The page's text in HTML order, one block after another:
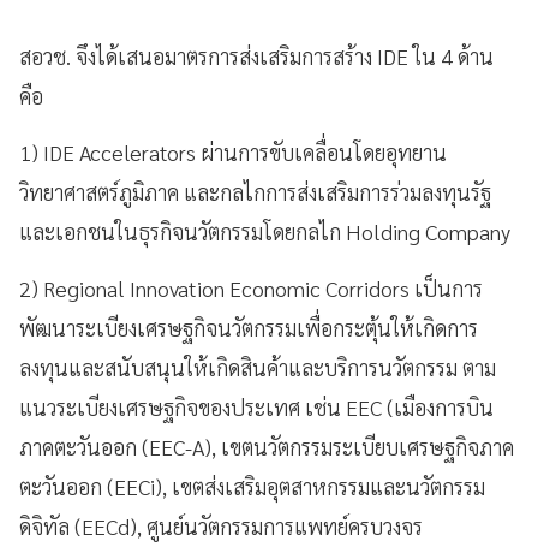
สอวช. จึงได้เสนอมาตรการส่งเสริมการสร้าง IDEใน 4ด้าน
คือ
1) IDE Accelerators ผ่านการขับเคลื่อนโดยอุทยาน
วิทยาศาสตร์ภูมิภาค และกลไกการส่งเสริมการร่วมลงทุนรัฐ
และเอกชนในธุรกิจนวัตกรรมโดยกลไก Holding Company
2) Regional Innovation Economic Corridors เป็นการ
พัฒนาระเบียงเศรษฐกิจนวัตกรรมเพื่อกระตุ้นให้เกิดการ
ลงทุนและสนับสนุนให้เกิดสินค้าและบริการนวัตกรรม ตาม
แนวระเบียงเศรษฐกิจของประเทศ เช่น EEC (เมืองการบิน
ภาคตะวันออก (EEC-A), เขตนวัตกรรมระเบียบเศรษฐกิจภาค
ตะวันออก (EECi), เขตส่งเสริมอุตสาหกรรมและนวัตกรรม
ดิจิทัล (EECd), ศูนย์นวัตกรรมการแพทย์ครบวงจร